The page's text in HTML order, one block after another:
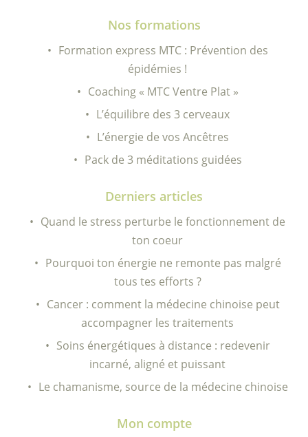
Nos formations
Formation express MTC : Prévention des
épidémies !
Coaching « MTC Ventre Plat »
L’équilibre des 3 cerveaux
L’énergie de vos Ancêtres
Pack de 3 méditations guidées
Derniers articles
Quand le stress perturbe le fonctionnement de
ton coeur
Pourquoi ton énergie ne remonte pas malgré
tous tes efforts ?
Cancer : comment la médecine chinoise peut
accompagner les traitements
Soins énergétiques à distance : redevenir
incarné, aligné et puissant
Le chamanisme, source de la médecine chinoise
Mon compte